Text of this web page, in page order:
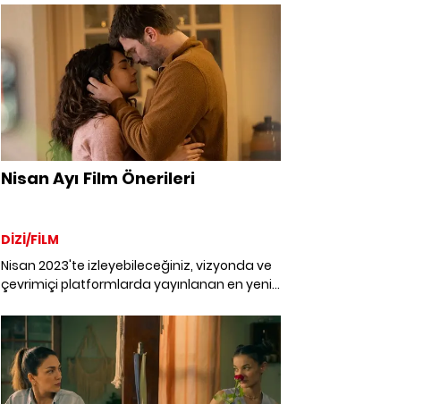
romantik komediden maceraya,
aksiyondan drama, gerilimden fantastiğe,
her türde izleyebileceğiniz en iyi filmleri
derledik.
Nisan Ayı Film Önerileri
DİZİ/FİLM
Nisan 2023'te izleyebileceğiniz, vizyonda ve
çevrimiçi platformlarda yayınlanan en yeni